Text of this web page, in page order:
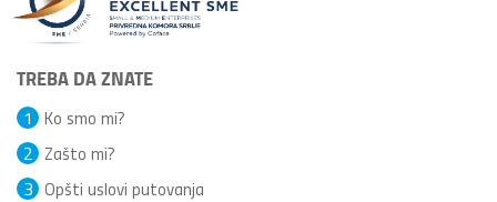
TREBA DA ZNATE
Ko smo mi?
1
Zašto mi?
2
Opšti uslovi putovanja
3